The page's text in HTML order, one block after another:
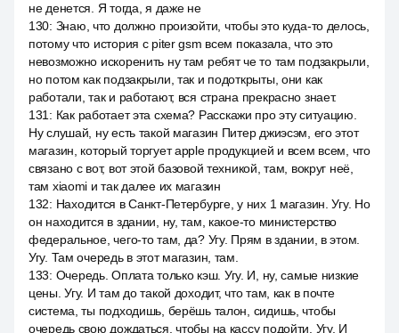
не денется. Я тогда, я даже не
130: Знаю, что должно произойти, чтобы это куда-то делось,
потому что история с piter gsm всем показала, что это
невозможно искоренить ну там ребят че то там подзакрыли,
но потом как подзакрыли, так и подоткрыты, они как
работали, так и работают, вся страна прекрасно знает.
131 : Как работает эта схема? Расскажи про эту ситуацию.
Ну слушай, ну есть такой магазин Питер джиэсэм, его этот
магазин, который торгует apple продукцией и всем всем, что
связано с вот, вот этой базовой техникой, там, вокруг неё,
там xiaomi и так далее их магазин
132: Находится в Санкт-Петербурге, у них 1 магазин. Угу. Но
он находится в здании, ну, там, какое-то министерство
федеральное, чего-то там, да? Угу. Прям в здании, в этом.
Угу. Там очередь в этот магазин, там.
133: Очередь. Оплата только кэш. Угу. И, ну, самые низкие
цены. Угу. И там до такой доходит, что там, как в почте
система, ты подходишь, берёшь талон, сидишь, чтобы
очередь свою дождаться, чтобы на кассу подойти. Угу. И